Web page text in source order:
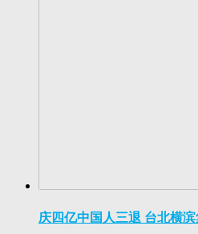
庆四亿中国人三退 台北横